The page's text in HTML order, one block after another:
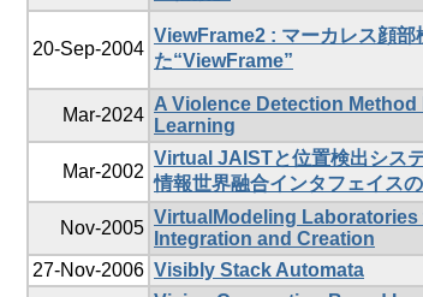
20-Sep-2004
ViewFrame2 : マーカレス顔部
た“ViewFrame”
Mar-2024
A Violence Detection Method
Learning
Mar-2002
Virtual JAISTと位置検出シス
情報世界融合インタフェイス
Nov-2005
VirtualModeling
Integration and Creation
27-Nov-2006 Visibly Stack Automata